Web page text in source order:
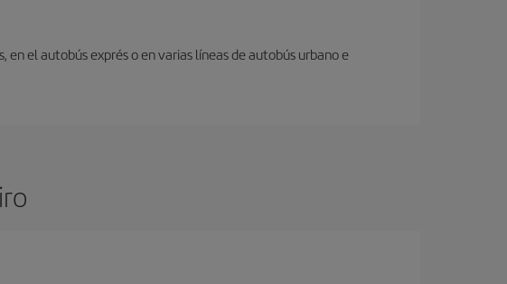
el autobús exprés o en varias líneas de autobús urbano e